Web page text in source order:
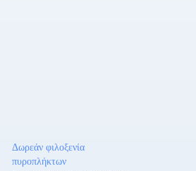
Δωρεάν φιλοξενία
πυροπλήκτων